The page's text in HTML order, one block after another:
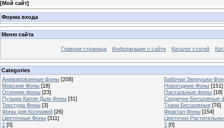
[Мой сайт]
Форма входа
Меню сайта
Главная страница Информация о сайте Каталог статей
Categories
Анимированные фоны [208]
Бабочки Зверушки
Морские Фоны [18] Новогодние Фоны [151]
Осенние фоны [23] Пасхальные фоны [18]
Пузыри Капли Дым Фоны [31]
Сердечки Бесшовные
Текстура Фоны [3] Ткани Бесшовные [76]
Фоны для Коллажей [26] Фрактал Фоны [154]
Цветочные Фоны [311]
Цветочно
2 [0] 3 [0]